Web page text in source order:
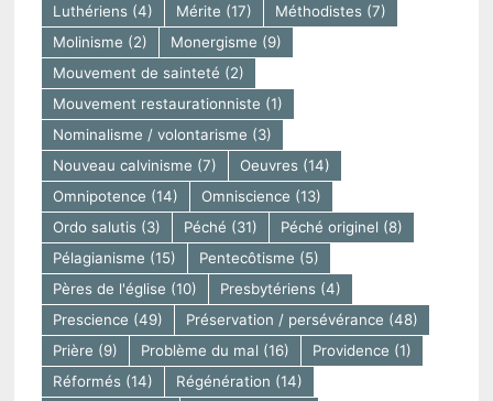
Luthériens(4) Mérite (17) Méthodistes(7)
Molinisme (2) Monergisme (9)
Mouvement de sainteté (2)
Mouvement restaurationniste (1)
Nominalisme / volontarisme (3)
Nouveau calvinisme (7) Oeuvres(14)
Omnipotence (14) Omniscience (13)
Ordo salutis(3) Péché (31) Péché originel (8)
Pélagianisme (15) Pentecôtisme (5)
Pères de l'église (10) Presbytériens(4)
Prescience (49) Préservation / persévérance (48)
Prière (9) Problème du mal (16) Providence (1)
Réformés(14) Régénération (14)